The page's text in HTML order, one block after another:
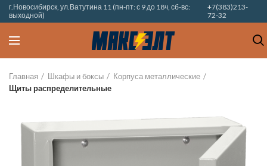
г.Новосибирск, ул.Ватутина 11 (пн-пт: с 9 до 18ч, сб-вс:
выходной)
+7(383)213-
72-32
Главная Шкафы и боксы
Корпуса металлические
Щиты распределительные